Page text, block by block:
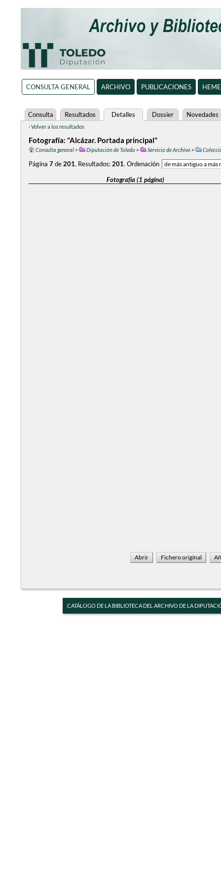
CONSULTA GENERAL ARCHIVO PUBLICACIONES
Consulta Resultados Detalles Dossier Novedades
‹ Volver a los resultados
Fotografía: "Alcázar. Portada principal"
Consulta general> Diputación de Toledo> Servicio de Archivo>
Página 7de201. Resultados:201. Ordenación
Fotografía (1 página)
CATÁLOGO DE LA BIBLIOTECA DEL ARCHIVO DE LA